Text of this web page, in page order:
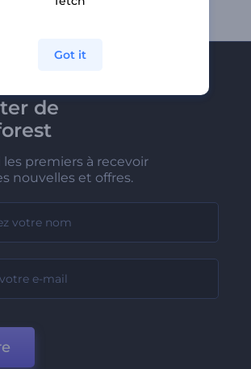
vous à la
de
les premiers à recevoir
nouvelles et offres.
Got it